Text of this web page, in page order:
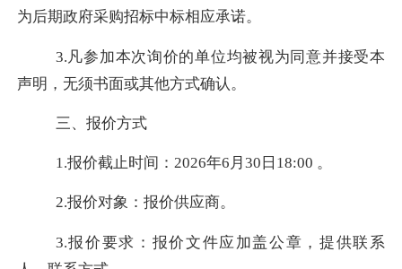
为后期政府采购招标中标相应承诺。
3.凡参加本次询价的单位均被视为同意并接受本
声明，无须书面或其他方式确认。
三、报价方式
1.报价截止时间：2026年6 月 30 日 18:00 。
2.报价对象：报价供应商。
3.报价要求：报价文件应加盖公章，提供联系